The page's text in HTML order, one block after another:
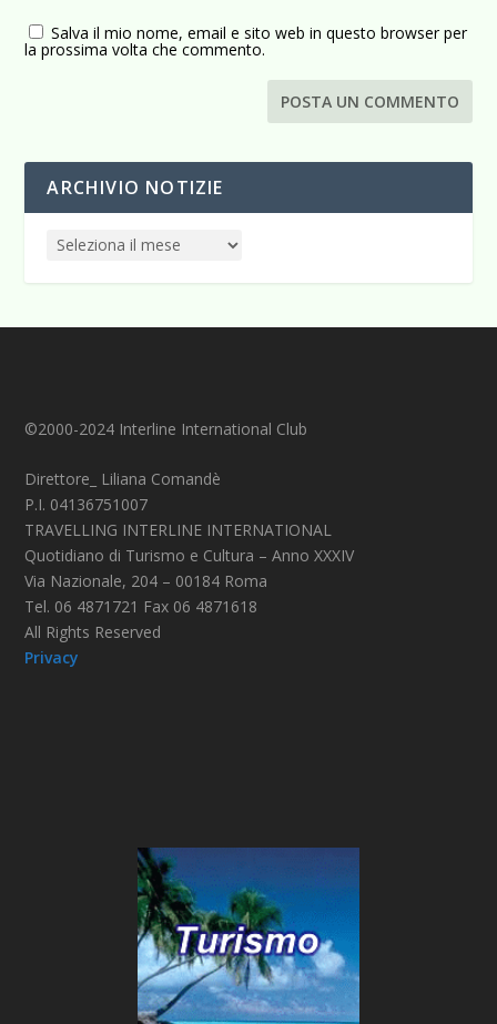
Salva il mio nome, email e sito web in questo browser per
la prossima volta che commento.
ARCHIVIO NOTIZIE
©2000-2024 Interline International Club
Direttore_ Liliana Comandè
P.I. 04136751007
TRAVELLING INTERLINE INTERNATIONAL
Quotidiano di Turismo e Cultura – Anno XXXIV
Via Nazionale, 204 – 00184 Roma
Tel. 06 4871721 Fax 06 4871618
All Rights Reserved
Privacy